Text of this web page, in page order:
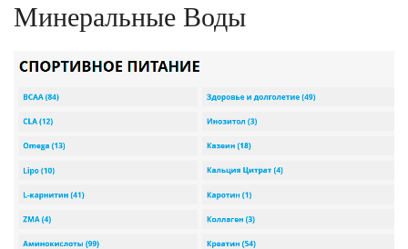
Минеральные Воды